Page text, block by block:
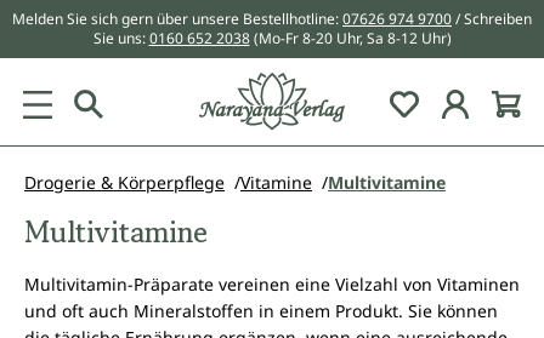
springen
Melden Sie sich gern über unsere Bestellhotline:07626 974 9700/ Schreiben
Sie uns:0160 652 2038 (Mo-Fr 8-20 Uhr, Sa 8-12 Uhr)
Du hast 0
Drogerie & Körperpflege Vitamine Multivitamine
Multivitamine
Multivitamin-Präparate vereinen eine Vielzahl von Vitaminen
und oft auch Mineralstoffen in einem Produkt. Sie können